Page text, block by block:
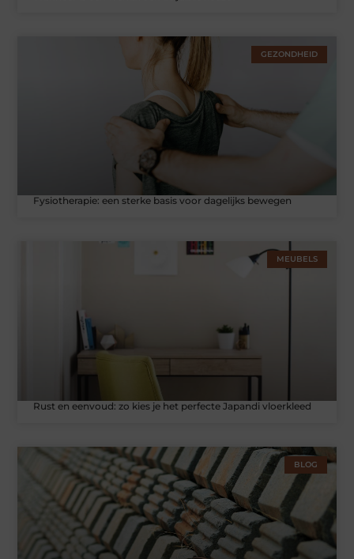
GEZONDHEID
Fysiotherapie: een sterke basis voor dagelijks bewegen
MEUBELS
Rust en eenvoud: zo kies je het perfecte Japandi vloerkleed
BLOG